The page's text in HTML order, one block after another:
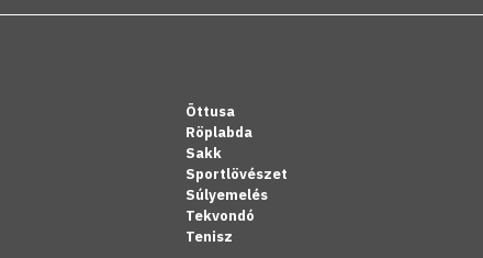
Öttusa
Röplabda
Sakk
Sportlövészet
Súlyemelés
Tekvondó
Tenisz